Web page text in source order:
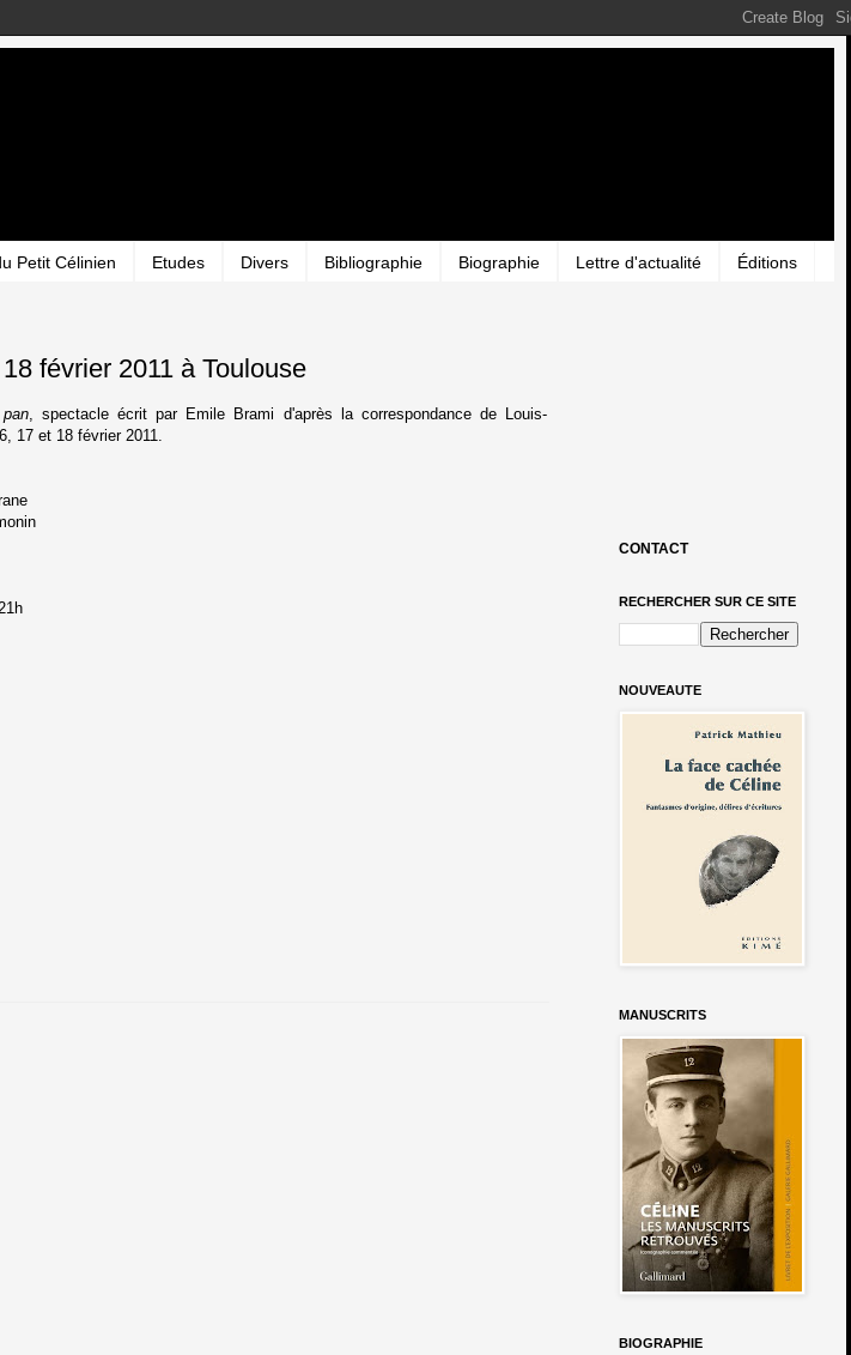
Petit Célinien Etudes Divers Bibliographie Biographie Lettre d'actualité Éditions
février 2011 à Toulouse
, spectacle écrit par Emile Brami d'après la correspondance de Louis-
17 et 18 février 2011.
CONTACT
RECHERCHER SUR CE SITE
NOUVEAUTE
MANUSCRITS
BIOGRAPHIE